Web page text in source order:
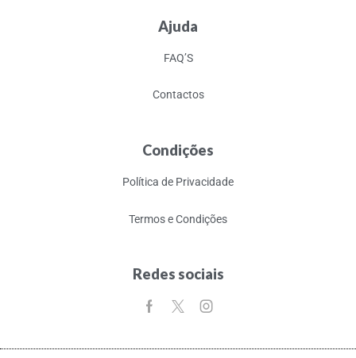
Ajuda
FAQ’S
Contactos
Condições
Política de Privacidade
Termos e Condições
Redes sociais